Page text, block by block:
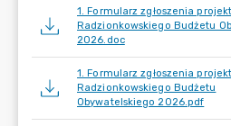
1. Formularz zgłoszenia
Radzionkowskiego Budżetu
2026.doc
1. Formularz zgłoszenia
Radzionkowskiego Budżetu
Obywatelskiego 2026.pdf